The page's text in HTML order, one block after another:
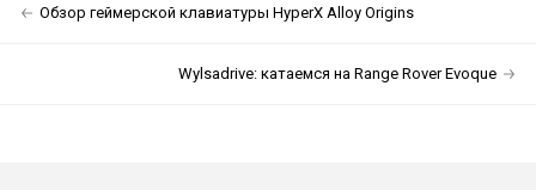
Обзор геймерской клавиатуры HyperX Alloy Origins
Wylsadrive: катаемся на Range Rover Evoque